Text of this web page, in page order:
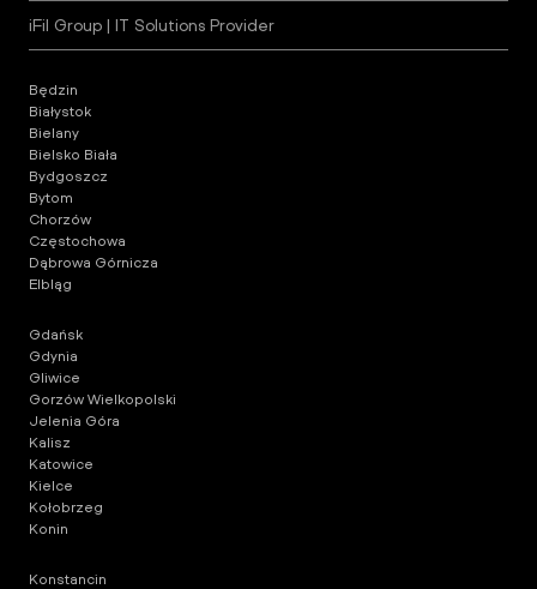
iFil Group | IT Solutions Provider
Będzin
Białystok
Bielany
Bielsko Biała
Bydgoszcz
Bytom
Chorzów
Częstochowa
Dąbrowa Górnicza
Elbląg
Gdańsk
Gdynia
Gliwice
Gorzów Wielkopolski
Jelenia Góra
Kalisz
Katowice
Kielce
Kołobrzeg
Konin
Konstancin